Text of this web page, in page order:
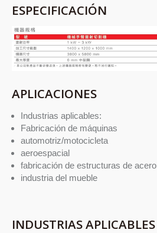
ESPECIFICACIÓN
APLICACIONES
Industrias aplicables:
Fabricación de máquinas
automotriz/motocicleta
aeroespacial
fabricación de estructuras de acero
industria del mueble
INDUSTRIAS APLICABLES